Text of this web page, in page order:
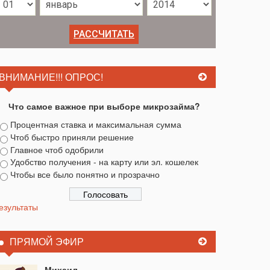
ОПРОС!
Что самое важное при выборе микрозайма?
Процентная ставка и максимальная сумма
Чтоб быстро приняли решение
Главное чтоб одобрили
Удобство получения - на карту или эл. кошелек
Чтобы все было понятно и прозрачно
ПРЯМОЙ ЭФИР